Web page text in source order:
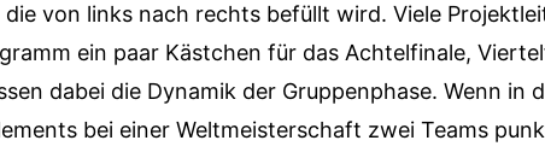
die von links nach rechts befüllt wird. Viele
ein paar Kästchen für das Achtelfinale,
dabei die Dynamik der Gruppenphase. Wenn in
bei einer Weltmeisterschaft zwei Teams